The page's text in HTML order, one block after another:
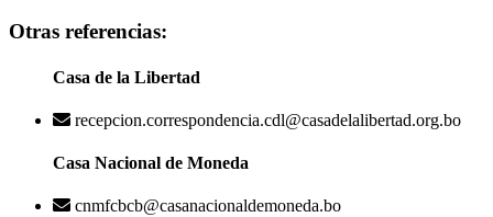
Otras referencias:
Casa de la Libertad
recepcion.correspondencia.cdl@casadelalibertad.org.bo
Casa Nacional de Moneda
cnmfcbcb@casanacionaldemoneda.bo